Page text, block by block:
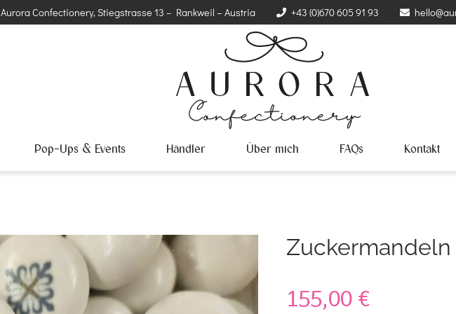
Aurora Confectionery, Stiegstrasse 13 – Rankweil – Austria +43 (0)670 605 91 93
Pop-Ups & Events Händler Über mich FAQs Kontakt
155,00€